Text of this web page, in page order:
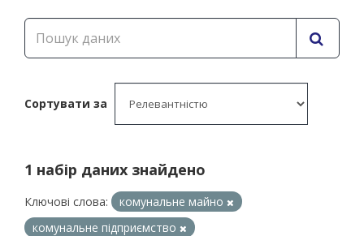
Сортувати за
1 набір даних знайдено
Ключові слова:
комунальне майно
комунальне підприємство